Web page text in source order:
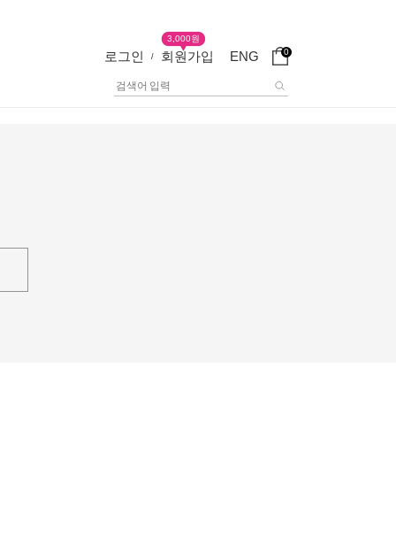
로그인 / 회원가입
3,000원
ENG 0